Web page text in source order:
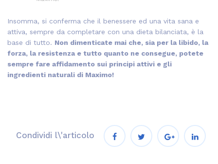
Insomma, si conferma che il benessere ed una vita sana e
attiva, sempre da completare con una dieta bilanciata, è la
base di tutto. Non dimenticate mai che, sia per la libido, la
forza, la resistenza e tutto quanto ne consegue, potete
sempre fare affidamento sui principi attivi e gli
ingredienti naturali di Maximo!
Condividi l\'articolo